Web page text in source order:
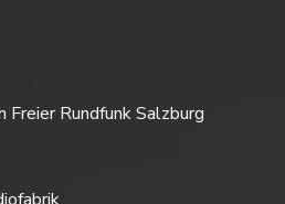
Freier Rundfunk Salzburg